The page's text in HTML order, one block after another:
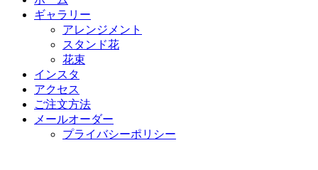
ギャラリー
アレンジメント
スタンド花
花束
インスタ
アクセス
ご注文方法
メールオーダー
プライバシーポリシー